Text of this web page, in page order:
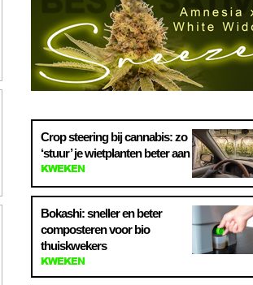
Crop steering bij cannabis: zo
‘stuur’ je wietplanten beter aan
KWEKEN
Bokashi: sneller en beter
composteren voor bio
thuiskwekers
KWEKEN